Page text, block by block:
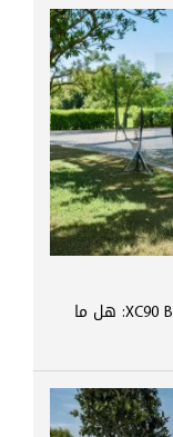
تجربة فولفو XC90 B5 Ultra Black Edition 2026: هل ما